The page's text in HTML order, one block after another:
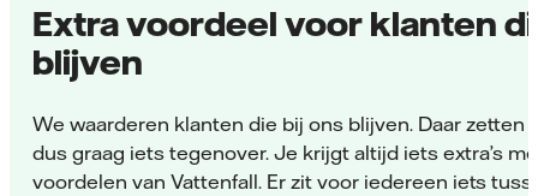
Extra voordeel voor klanten
blijven
We waarderen klanten die bij ons blijven. Daar zetten
dus graag iets tegenover. Je krijgt altijd iets extra’s
voordelen van Vattenfall. Er zit voor iedereen iets